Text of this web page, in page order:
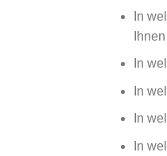
In
In
In
In
In